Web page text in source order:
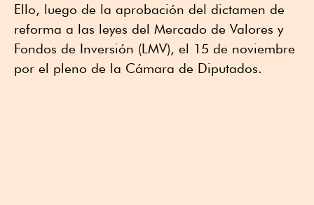
Ello, luego de la aprobación del dictamen de
reforma a las leyes del Mercado de Valores y
Fondos de Inversión (LMV), el 15 de noviembre
por el pleno de la Cámara de Diputados.